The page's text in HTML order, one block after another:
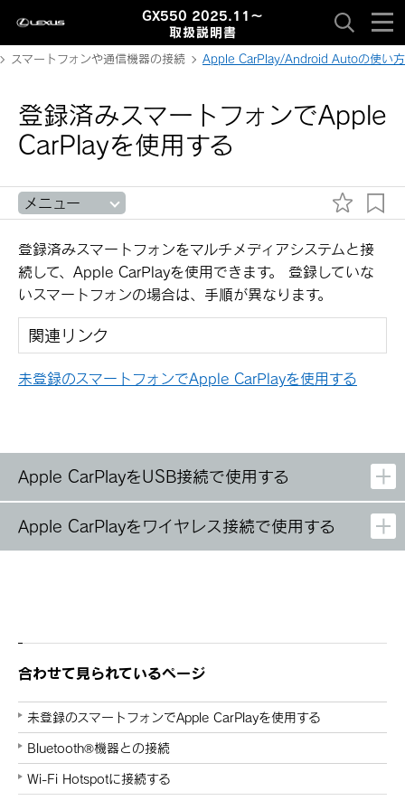
GX550 2025.11～
取扱説明書
スマートフォンや通信機器の接続 Apple CarPlay/Android Autoの使い方
登録済みスマートフォンでApple
CarPlayを使用する
メニュー
登録済みスマートフォンをマルチメディアシステムと接
続して、Apple CarPlayを使用できます。 登録していな
いスマートフォンの場合は、手順が異なります。
関連リンク
未登録のスマートフォンでApple CarPlayを使用する
Apple CarPlayをUSB接続で使用する
Apple CarPlayをワイヤレス接続で使用する
合わせて見られているページ
未登録のスマートフォンでApple CarPlayを使用する
Bluetooth®機器との接続
Wi-Fi Hotspotに接続する